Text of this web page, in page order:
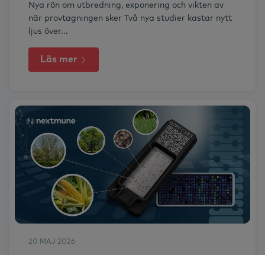
Nya rön om utbredning, exponering och vikten av
när provtagningen sker Två nya studier kastar nytt
ljus över...
Läs mer
20 MAJ 2026